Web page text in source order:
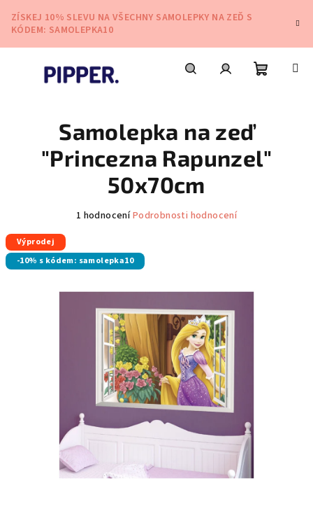
obsah
ZÍSKEJ 10% SLEVU NA VŠECHNY SAMOLEPKY NA ZEĎ S
KÓDEM: SAMOLEPKA10
Samolepka na zeď
"Princezna Rapunzel"
50x70cm
Průměrné
je
5,0
hvězdiček.
1 hodnoceníPodrobnosti hodnocení
Výprodej
-10% s kódem: samolepka10